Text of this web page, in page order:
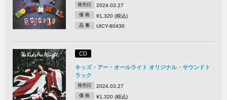
発売日 2024.03.27
価 格 ¥1,320 (税込)
品 番 UICY-80430
CD
キッズ・アー・オールライト オリジナル・サウンドト
ラック
発売日 2024.03.27
価 格 ¥1,320 (税込)